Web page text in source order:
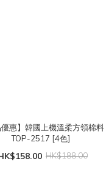
優惠】韓國上機溫柔方領棉料
TOP-2517 [4色]
HK$188.00